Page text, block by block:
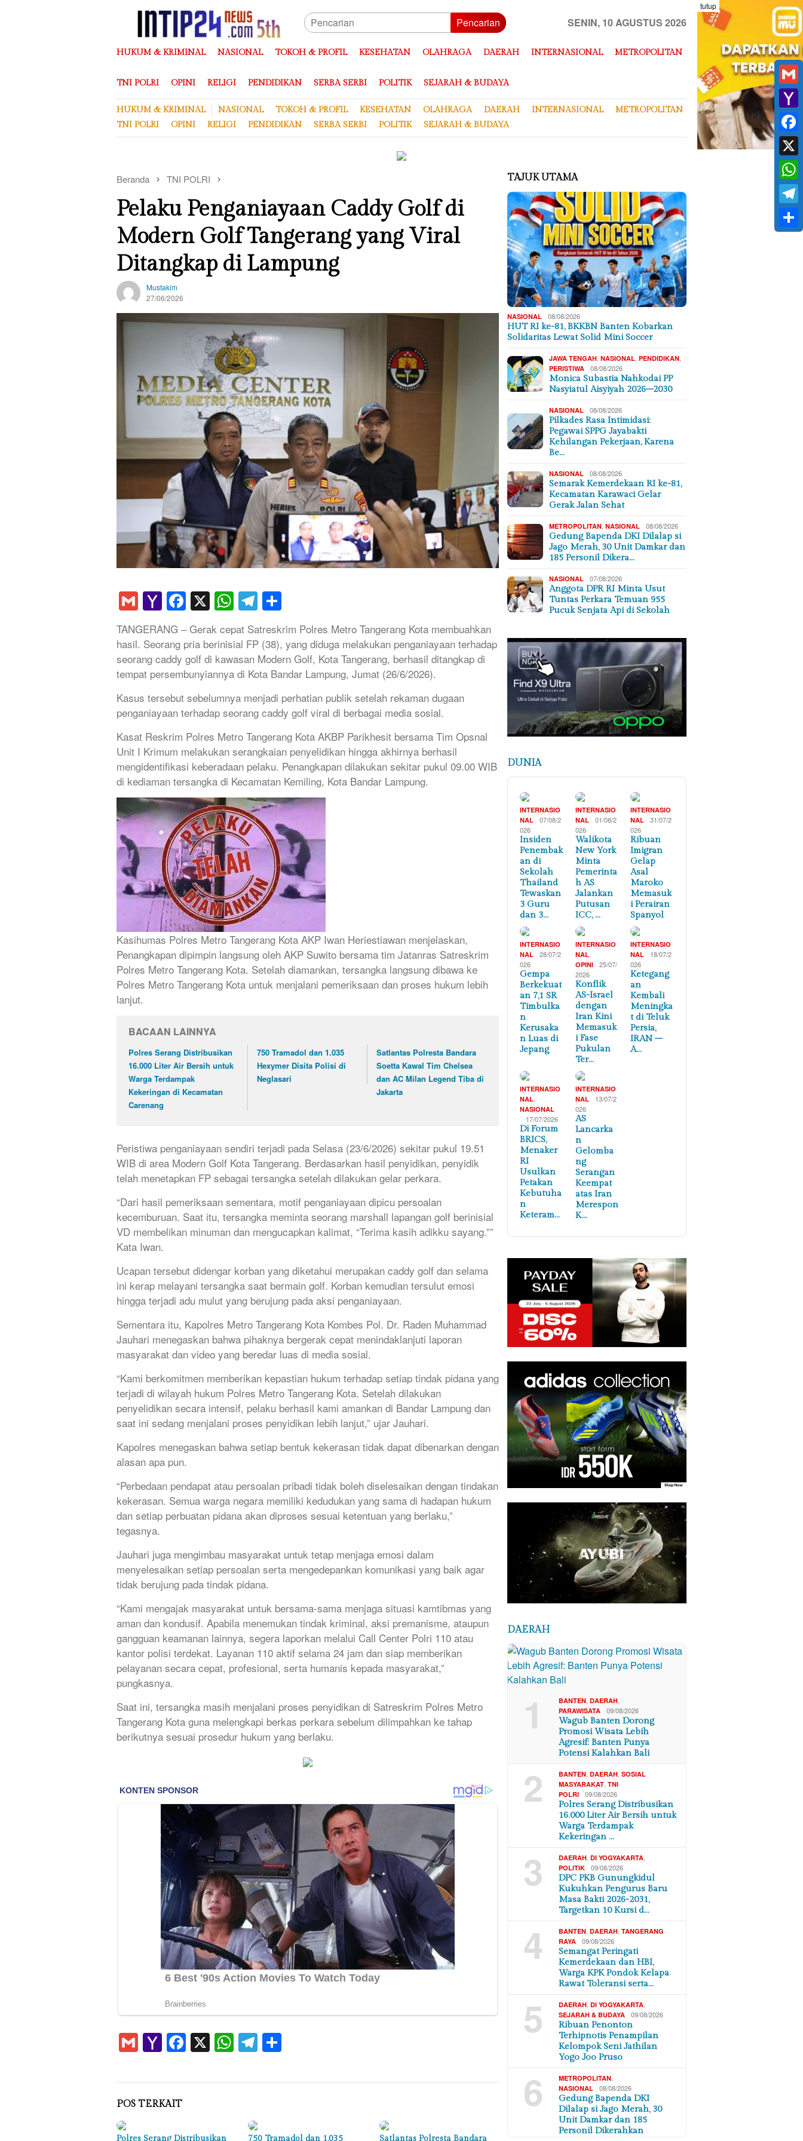
tutup
Pencarian SENIN, 10 AGUSTUS 2026
HUKUM & KRIMINAL NASIONAL TOKOH & PROFIL KESEHATAN OLAHRAGA DAERAH INTERNASIONAL METROPOLITAN
TNI POLRI OPINI RELIGI PENDIDIKAN SERBA SERBI POLITIK SEJARAH & BUDAYA
HUKUM & KRIMINAL NASIONAL TOKOH & PROFIL KESEHATAN OLAHRAGA DAERAH INTERNASIONAL
METROPOLITAN
TNI POLRI
OPINI RELIGI PENDIDIKAN SERBA SERBI POLITIK SEJARAH & BUDAYA
Beranda TNI POLRI
Pelaku Penganiayaan Caddy Golf di
Modern Golf Tangerang yang Viral
Ditangkap di Lampung
Mustakim
27/06/2026
GmailYahoo
Mail
Facebook
X WhatsApp
Telegram
TANGERANG – Gerak cepat Satreskrim Polres Metro Tangerang Kota membuahkan
hasil. Seorang pria berinisial FP (38), yang diduga melakukan penganiayaan terhadap
seorang caddy golf di kawasan Modern Golf, Kota Tangerang, berhasil ditangkap di
tempat persembunyiannya di Kota Bandar Lampung, Jumat (26/6/2026).
Kasus tersebut sebelumnya menjadi perhatian publik setelah rekaman dugaan
penganiayaan terhadap seorang caddy golf viral di berbagai media sosial.
Kasat Reskrim Polres Metro Tangerang Kota AKBP Parikhesit bersama Tim Opsnal
Unit I Krimum melakukan serangkaian penyelidikan hingga akhirnya berhasil
mengidentifikasi keberadaan pelaku. Penangkapan dilakukan sekitar pukul 09.00 WIB
di kediaman tersangka di Kecamatan Kemiling, Kota Bandar Lampung.
Kasihumas Polres Metro Tangerang Kota AKP Iwan Heriestiawan menjelaskan,
Penangkapan dipimpin langsung oleh AKP Suwito bersama tim Jatanras Satreskrim
Polres Metro Tangerang Kota. Setelah diamankan, tersangka langsung dibawa ke
Polres Metro Tangerang Kota untuk menjalani pemeriksaan dan proses hukum lebih
lanjut.
BACAAN LAINNYA
Polres Serang Distribusikan
16.000 Liter Air Bersih untuk
Warga Terdampak
Kekeringan di Kecamatan
Carenang
750 Tramadol dan 1.035
Hexymer Disita Polisi di
Neglasari
Satlantas Polresta Bandara
Soetta Kawal Tim Chelsea
dan AC Milan Legend Tiba di
Jakarta
Peristiwa penganiayaan sendiri terjadi pada Selasa (23/6/2026) sekitar pukul 19.51
WIB di area Modern Golf Kota Tangerang. Berdasarkan hasil penyidikan, penyidik
telah menetapkan FP sebagai tersangka setelah dilakukan gelar perkara.
“Dari hasil pemeriksaan sementara, motif penganiayaan dipicu persoalan
kecemburuan. Saat itu, tersangka meminta seorang marshall lapangan golf berinisial
VD membelikan minuman dan mengucapkan kalimat, “Terima kasih adikku sayang.””
Kata Iwan.
Ucapan tersebut didengar korban yang diketahui merupakan caddy golf dan selama
ini kerap melayani tersangka saat bermain golf. Korban kemudian tersulut emosi
hingga terjadi adu mulut yang berujung pada aksi penganiayaan.
Sementara itu, Kapolres Metro Tangerang Kota Kombes Pol. Dr. Raden Muhammad
Jauhari menegaskan bahwa pihaknya bergerak cepat menindaklanjuti laporan
masyarakat dan video yang beredar luas di media sosial.
“Kami berkomitmen memberikan kepastian hukum terhadap setiap tindak pidana yang
terjadi di wilayah hukum Polres Metro Tangerang Kota. Setelah dilakukan
penyelidikan secara intensif, pelaku berhasil kami amankan di Bandar Lampung dan
saat ini sedang menjalani proses penyidikan lebih lanjut,” ujar Jauhari.
Kapolres menegaskan bahwa setiap bentuk kekerasan tidak dapat dibenarkan dengan
alasan apa pun.
“Perbedaan pendapat atau persoalan pribadi tidak boleh diselesaikan dengan tindakan
kekerasan. Semua warga negara memiliki kedudukan yang sama di hadapan hukum
dan setiap perbuatan pidana akan diproses sesuai ketentuan yang berlaku,”
tegasnya.
Jauhari juga mengimbau masyarakat untuk tetap menjaga emosi dalam
menyelesaikan setiap persoalan serta mengedepankan komunikasi yang baik agar
tidak berujung pada tindak pidana.
“Kami mengajak masyarakat untuk bersama-sama menjaga situasi kamtibmas yang
aman dan kondusif. Apabila menemukan tindak kriminal, aksi premanisme, ataupun
gangguan keamanan lainnya, segera laporkan melalui Call Center Polri 110 atau
kantor polisi terdekat. Layanan 110 aktif selama 24 jam dan siap memberikan
pelayanan secara cepat, profesional, serta humanis kepada masyarakat,”
pungkasnya.
Saat ini, tersangka masih menjalani proses penyidikan di Satreskrim Polres Metro
Tangerang Kota guna melengkapi berkas perkara sebelum dilimpahkan ke tahap
berikutnya sesuai prosedur hukum yang berlaku.
GmailYahoo
Mail
Facebook
X WhatsApp
Telegram
POS TERKAIT
Polres Serang Distribusikan 750 Tramadol dan 1.035 Satlantas Polresta Bandara
TAJUK UTAMA
NASIONAL 08/08/2026
HUT RI ke-81, BKKBN Banten Kobarkan
Solidaritas Lewat Solid Mini Soccer
JAWA TENGAH ,NASIONAL ,PENDIDIKAN
PERISTIWA 08/08/2026
Monica Subastia Nahkodai PP
Nasyiatul Aisyiyah 2026–2030
NASIONAL 08/08/2026
Pilkades Rasa Intimidasi:
Pegawai SPPG Jayabakti
Kehilangan Pekerjaan, Karena
Be…
NASIONAL 08/08/2026
Semarak Kemerdekaan RI ke-81,
Kecamatan Karawaci Gelar
Gerak Jalan Sehat
METROPOLITAN ,NASIONAL 08/08/2026
Gedung Bapenda DKI Dilalap si
Jago Merah, 30 Unit Damkar dan
185 Personil Dikera…
NASIONAL 07/08/2026
Anggota DPR RI Minta Usut
Tuntas Perkara Temuan 955
Pucuk Senjata Api di Sekolah
DUNIA
INTERNASIO
NAL
07/08/2
026
Insiden
Penembak
an di
Sekolah
Thailand
Tewaskan
3 Guru
dan 3…
INTERNASIO
NAL
01/08/2
026
Walikota
New York
Minta
Pemerinta
h AS
Jalankan
Putusan
ICC, …
INTERNASIO
NAL
31/07/2
026
Ribuan
Imigran
Gelap
Asal
Maroko
Memasuk
i Perairan
Spanyol
INTERNASIO
NAL
28/07/2
026
Gempa
Berkekuat
an 7,1 SR
Timbulka
n
Kerusaka
n Luas di
Jepang
INTERNASIO
NAL,
OPINI
25/07/
2026
Konflik
AS-Israel
dengan
Iran Kini
Memasuk
i Fase
Pukulan
Ter…
INTERNASIO
NAL
18/07/2
026
Ketegang
an
Kembali
Meningka
t di Teluk
Persia,
IRAN –
A…
INTERNASIO
NAL
NASIONAL
17/07/2026
Di Forum
BRICS,
Menaker
RI
Usulkan
Petakan
Kebutuha
n
Keteram…
INTERNASIO
NAL
13/07/2
026
AS
Lancarka
n
Gelomba
ng
Serangan
Keempat
atas Iran
Merespon
K…
DAERAH
1 BANTEN ,DAERAH
PARAWISATA 09/08/2026
Wagub Banten Dorong
Promosi Wisata Lebih
Agresif: Banten Punya
Potensi Kalahkan Bali
2 BANTEN ,DAERAH ,SOSIAL
MASYARAKAT ,TNI
POLRI
09/08/2026
Polres Serang Distribusikan
16.000 Liter Air Bersih untuk
Warga Terdampak
Kekeringan …
3 DAERAH ,DI YOGYAKARTA
POLITIK 09/08/2026
DPC PKB Gunungkidul
Kukuhkan Pengurus Baru
Masa Bakti 2026-2031,
Targetkan 10 Kursi d…
4 BANTEN ,DAERAH ,TANGERANG
RAYA
09/08/2026
Semangat Peringati
Kemerdekaan dan HBI,
Warga KPK Pondok Kelapa
Rawat Toleransi serta…
5 DAERAH ,DI YOGYAKARTA
SEJARAH & BUDAYA 09/08/2026
Ribuan Penonton
Terhipnotis Penampilan
Kelompok Seni Jathilan
Yogo Joo Pruso
6 METROPOLITAN
NASIONAL 08/08/2026
Gedung Bapenda DKI
Dilalap si Jago Merah, 30
Unit Damkar dan 185
Personil Dikerahkan
Mail
X